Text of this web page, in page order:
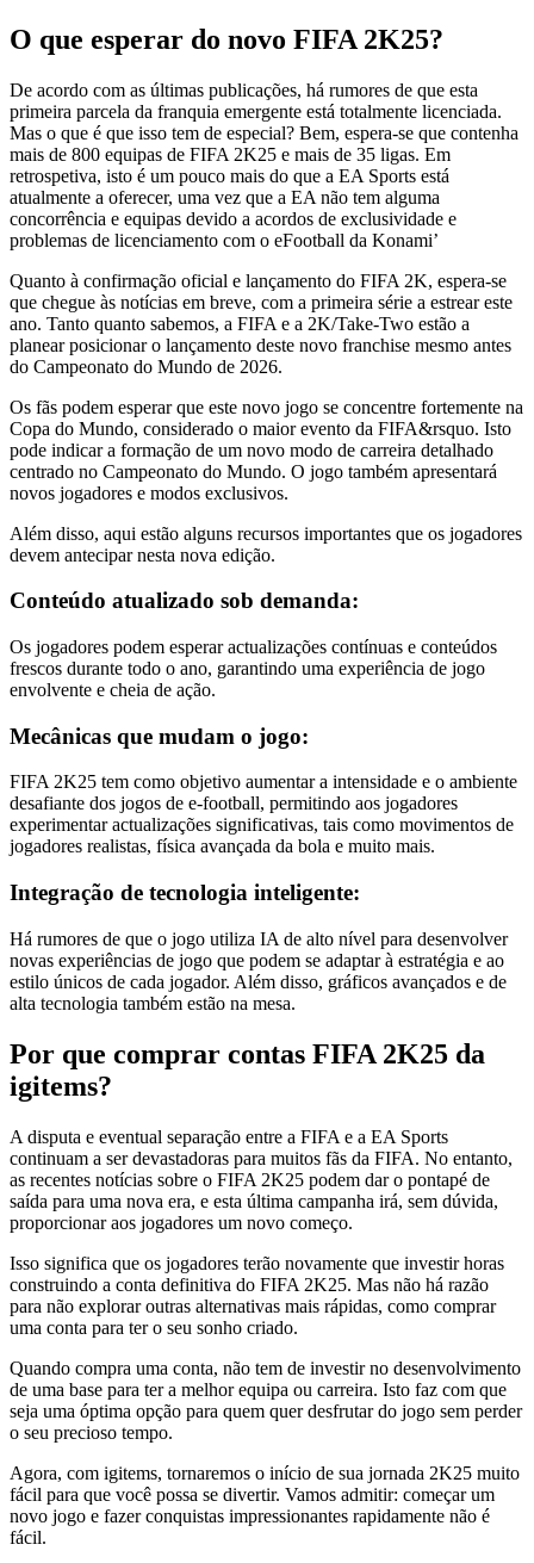
O que esperar do novo FIFA 2K25?
De acordo com as últimas publicações, há rumores de que esta
primeira parcela da franquia emergente está totalmente licenciada.
Mas o que é que isso tem de especial? Bem, espera-se que contenha
mais de 800 equipas de FIFA 2K25 e mais de 35 ligas. Em
retrospetiva, isto é um pouco mais do que a EA Sports está
atualmente a oferecer, uma vez que a EA não tem alguma
concorrência e equipas devido a acordos de exclusividade e
problemas de licenciamento com o eFootball da Konami’
Quanto à confirmação oficial e lançamento do FIFA 2K, espera-se
que chegue às notícias em breve, com a primeira série a estrear este
ano. Tanto quanto sabemos, a FIFA e a 2K/Take-Two estão a
planear posicionar o lançamento deste novo franchise mesmo antes
do Campeonato do Mundo de 2026.
Os fãs podem esperar que este novo jogo se concentre fortemente na
Copa do Mundo, considerado o maior evento da FIFA&rsquo. Isto
pode indicar a formação de um novo modo de carreira detalhado
centrado no Campeonato do Mundo. O jogo também apresentará
novos jogadores e modos exclusivos.
Além disso, aqui estão alguns recursos importantes que os jogadores
devem antecipar nesta nova edição.
Conteúdo atualizado sob demanda:
Os jogadores podem esperar actualizações contínuas e conteúdos
frescos durante todo o ano, garantindo uma experiência de jogo
envolvente e cheia de ação.
Mecânicas que mudam o jogo:
FIFA 2K25 tem como objetivo aumentar a intensidade e o ambiente
desafiante dos jogos de e-football, permitindo aos jogadores
experimentar actualizações significativas, tais como movimentos de
jogadores realistas, física avançada da bola e muito mais.
Integração de tecnologia inteligente:
Há rumores de que o jogo utiliza IA de alto nível para desenvolver
novas experiências de jogo que podem se adaptar à estratégia e ao
estilo únicos de cada jogador. Além disso, gráficos avançados e de
alta tecnologia também estão na mesa.
Por que comprar contas FIFA 2K25 da
igitems?
A disputa e eventual separação entre a FIFA e a EA Sports
continuam a ser devastadoras para muitos fãs da FIFA. No entanto,
as recentes notícias sobre o FIFA 2K25 podem dar o pontapé de
saída para uma nova era, e esta última campanha irá, sem dúvida,
proporcionar aos jogadores um novo começo.
Isso significa que os jogadores terão novamente que investir horas
construindo a conta definitiva do FIFA 2K25. Mas não há razão
para não explorar outras alternativas mais rápidas, como comprar
uma conta para ter o seu sonho criado.
Quando compra uma conta, não tem de investir no desenvolvimento
de uma base para ter a melhor equipa ou carreira. Isto faz com que
seja uma óptima opção para quem quer desfrutar do jogo sem perder
o seu precioso tempo.
Agora, com igitems, tornaremos o início de sua jornada 2K25 muito
fácil para que você possa se divertir. Vamos admitir: começar um
novo jogo e fazer conquistas impressionantes rapidamente não é
fácil.